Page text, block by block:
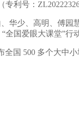
利号：
少、高明、傅园
国爱眼大课堂”行
国 500 多个大中